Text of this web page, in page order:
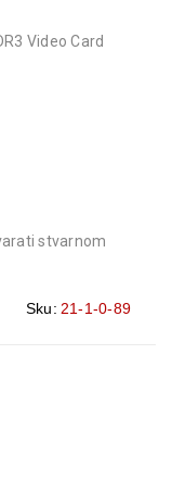
Video Card
stvarnom
Sku: 21-1-0-89